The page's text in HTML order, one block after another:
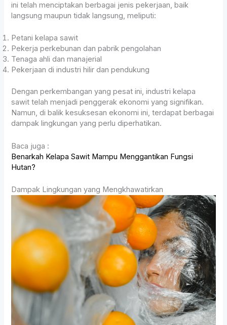
ini telah menciptakan berbagai jenis pekerjaan, baik
langsung maupun tidak langsung, meliputi:
Petani kelapa sawit
Pekerja perkebunan dan pabrik pengolahan
Tenaga ahli dan manajerial
Pekerjaan di industri hilir dan pendukung
Dengan perkembangan yang pesat ini, industri kelapa
sawit telah menjadi penggerak ekonomi yang signifikan.
Namun, di balik kesuksesan ekonomi ini, terdapat berbagai
dampak lingkungan yang perlu diperhatikan.
Baca juga :
Benarkah Kelapa Sawit Mampu Menggantikan Fungsi
Hutan?
Dampak Lingkungan yang Mengkhawatirkan